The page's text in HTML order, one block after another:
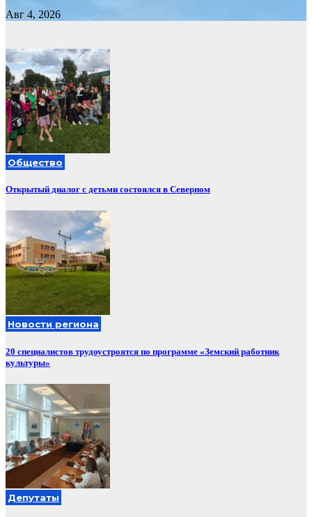
Авг 4, 2026
Общество
Открытый диалог с детьми состоялся в Северном
Новости региона
20 специалистов трудоустроятся по программе «Земский работник
культуры»
Депутаты